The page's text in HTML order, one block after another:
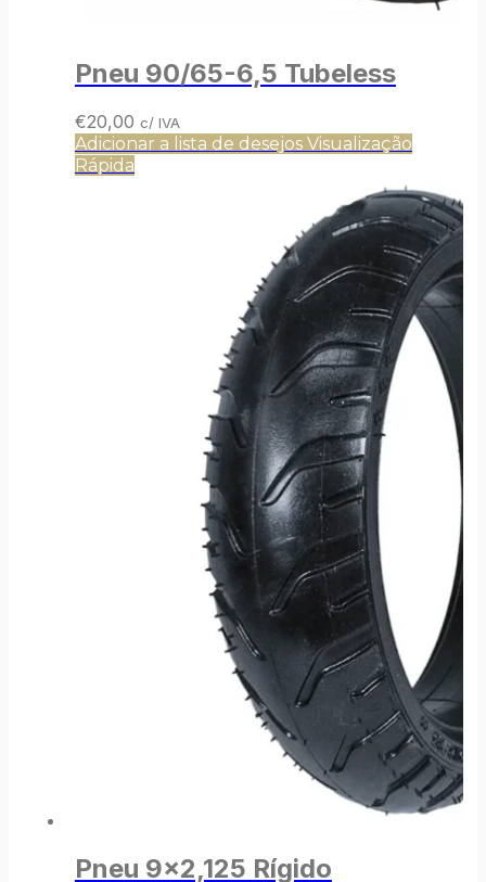
Pneu 90/65-6,5 Tubeless
€20,00 c/ IVA
Adicionar a lista de desejos Visualização
Rápida
Pneu 9×2,125 Rígido